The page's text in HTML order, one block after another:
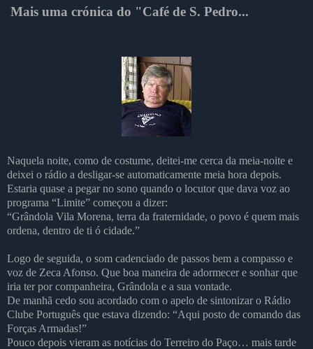
Mais uma crónica do "Café de S. Pedro...
Naquela noite, como de costume, deitei-me cerca da meia-noite e
deixei o rádio a desligar-se automaticamente meia hora depois.
Estaria quase a pegar no sono quando o locutor que dava voz ao
programa “Limite” começou a dizer:
“Grândola Vila Morena, terra da fraternidade, o povo é quem mais
ordena, dentro de ti ó cidade.”
Logo de seguida, o som cadenciado de passos bem a compasso e
voz de Zeca Afonso. Que boa maneira de adormecer e sonhar que
iria ter por companheira, Grândola e a sua vontade.
De manhã cedo sou acordado com o apelo de sintonizar o Rádio
Clube Português que estava dizendo: “Aqui posto de comando das
Forças Armadas!”
Pouco depois vieram as notícias do Terreiro do Paço… mais tarde